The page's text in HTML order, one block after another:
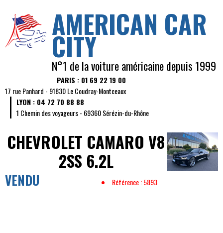
AMERICAN CAR
CITY
N°1 de la voiture américaine depuis 1999
PARIS : 01 69 22 19 00
17 rue Panhard - 91830 Le Coudray-Montceaux
LYON : 04 72 70 88 88
1 Chemin des voyageurs - 69360 Sérézin-du-Rhône
CHEVROLET CAMARO V8
2SS 6.2L
VENDU Référence : 5893